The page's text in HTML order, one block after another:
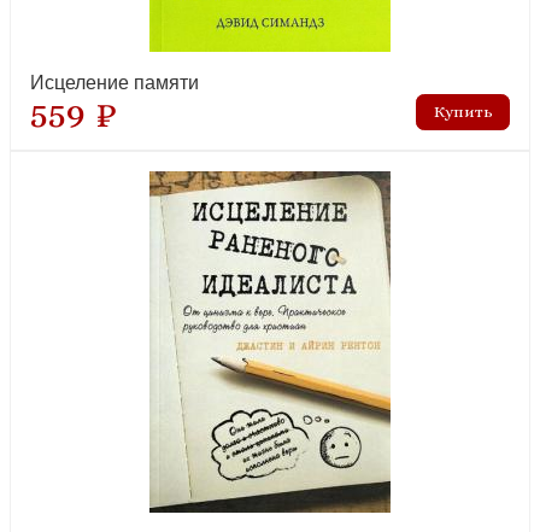
Исцеление памяти
559 ₽